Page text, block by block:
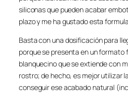
siliconas que pueden acabar
plazo y me ha gustado esta
Basta con una dosificación para
porque se presenta en un
blanquecino que se extiende con
rostro; de hecho, es mejor utilizar
conseguir ese acabado natural